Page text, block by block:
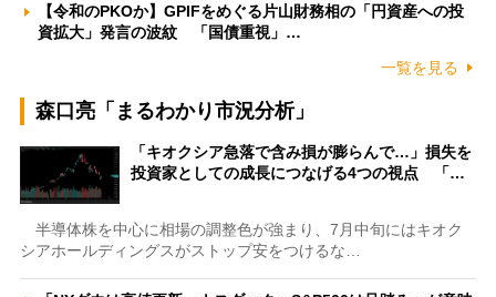
【令和のPKOか】GPIFをめぐる片山財務相の「円資産への投
資拡大」発言の波紋 「国債重視」…
一覧を見る
森口亮「まるわかり市況分析」
「キオクシア急落で含み損が膨らんで…」損失を
投資家としての成長につなげる4つの視点 「…
半導体株を中心に相場の調整色が強まり、7月中旬にはキオク
シアホールディングスがストップ安をつけるな…